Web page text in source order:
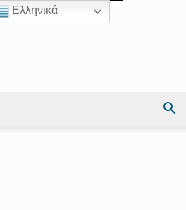
Ελληνικά